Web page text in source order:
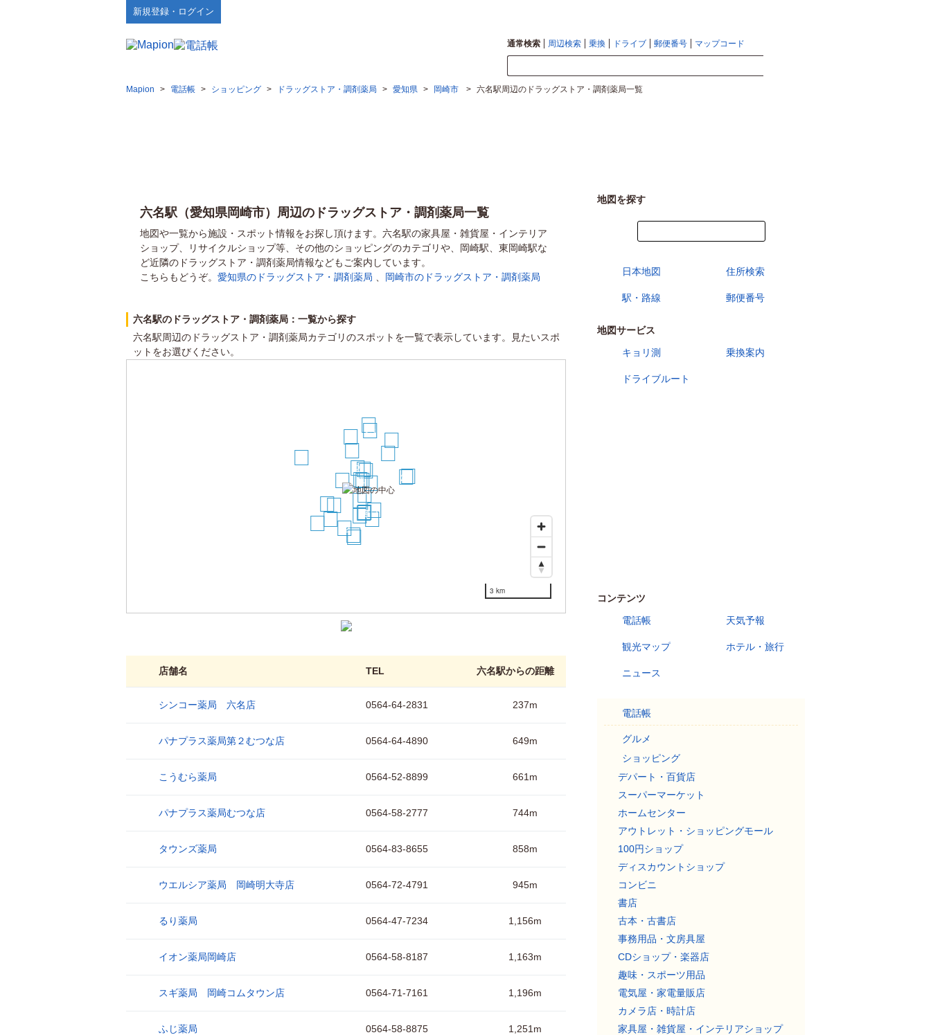
新規登録・ログイン
通常検索 周辺検索 乗換 ドライブ 郵便番号 マップコード
Mapion > 電話帳 > ショッピング > ドラッグストア・調剤薬局 > 愛知県 > 岡崎市 > 六名駅周辺のドラッグストア・調剤薬局一覧
六名駅（愛知県岡崎市）周辺のドラッグストア・調剤薬局一覧
地図や一覧から施設・スポット情報をお探し頂けます。六名駅の家具屋・雑貨屋・インテリア
ショップ、リサイクルショップ等、その他のショッピングのカテゴリや、岡崎駅、東岡崎駅な
ど近隣のドラッグストア・調剤薬局情報などもご案内しています。
こちらもどうぞ。 愛知県のドラッグストア・調剤薬局 岡崎市のドラッグストア・調剤薬局
六名駅のドラッグストア・調剤薬局：一覧から探す
六名駅周辺のドラッグストア・調剤薬局カテゴリのスポットを一覧で表示しています。見たいスポ
ットをお選びください。
1
2
34
56
7
8
10
14
15
16 17
21
22
23
25
27
28
29
3 km
店舗名 TEL 六名駅からの距離
シンコー薬局 六名店 0564-64-2831 237m
パナプラス薬局第２むつな店 0564-64-4890 649m
こうむら薬局 0564-52-8899 661m
パナプラス薬局むつな店 0564-58-2777 744m
タウンズ薬局 0564-83-8655 858m
ウエルシア薬局 岡崎明大寺店 0564-72-4791 945m
るり薬局 0564-47-7234 1,156m
イオン薬局岡崎店 0564-58-8187 1,163m
スギ薬局 岡崎コムタウン店 0564-71-7161 1,196m
ふじ薬局 0564-58-8875 1,251m
地図を探す
日本地図 住所検索
駅・路線 郵便番号
地図サービス
キョリ測
乗換案内
ドライブルート
コンテンツ
電話帳
天気予報
観光マップ ホテル・旅行
ニュース
電話帳
グルメ
ショッピング
デパート・百貨店
スーパーマーケット
ホームセンター
アウトレット・ショッピングモール
100円ショップ
ディスカウントショップ
コンビニ
書店
古本・古書店
事務用品・文房具屋
CDショップ・楽器店
趣味・スポーツ用品
電気屋・家電量販店
カメラ店・時計店
家具屋・雑貨屋・インテリアショップ